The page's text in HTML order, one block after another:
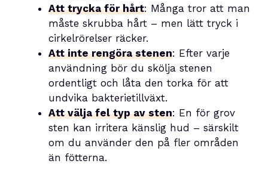
Att trycka för hårt: Många tror att man
måste skrubba hårt – men lätt tryck i
cirkelrörelser räcker.
Att inte rengöra stenen: Efter varje
användning bör du skölja stenen
ordentligt och låta den torka för att
undvika bakterietillväxt.
Att välja fel typ av sten: En för grov
sten kan irritera känslig hud – särskilt
om du använder den på fler områden
än fötterna.